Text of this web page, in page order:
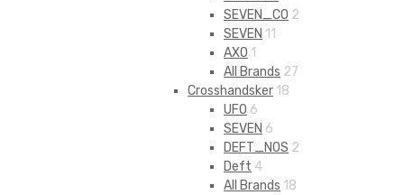
SEVEN_CO 2
SEVEN 11
AXO 1
All Brands 27
Crosshandsker 18
UFO 6
SEVEN 6
DEFT_NOS 2
Deft 4
All Brands 18